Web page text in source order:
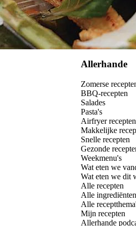
Allerhande
Zomerse
BBQ-recepten
Salades
Pasta's
Airfryer recepten
Makkelijke
Snelle recepten
Gezonde
Weekmenu's
Wat eten we
Wat eten we dit
Alle recepten
Alle ingrediënten
Alle
Mijn recepten
Allerhande